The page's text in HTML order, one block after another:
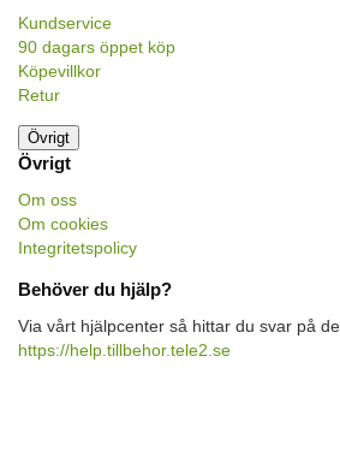
Kundservice
90 dagars öppet köp
Köpevillkor
Retur
Övrigt
Övrigt
Om oss
Om cookies
Integritetspolicy
Behöver du hjälp?
Via vårt hjälpcenter så hittar du svar på
https://help.tillbehor.tele2.se